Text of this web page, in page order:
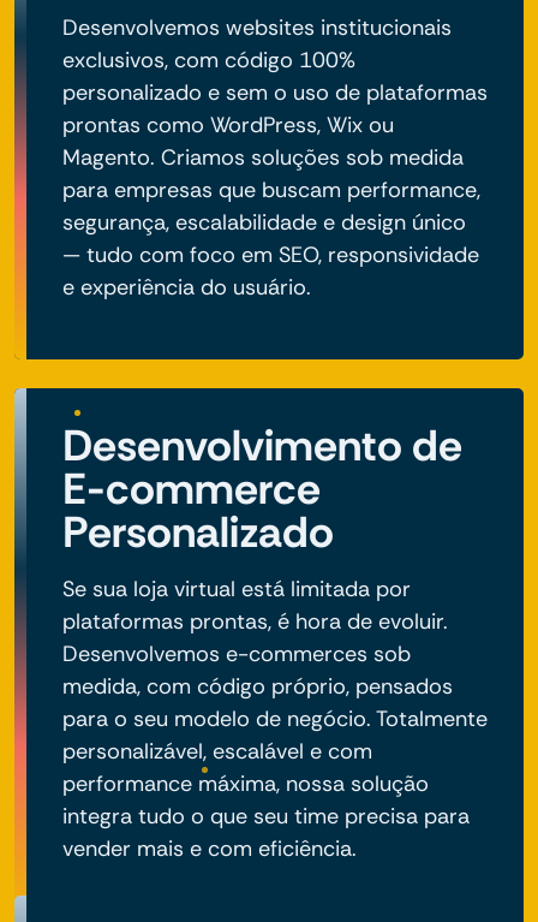
Desenvolvemos websites institucionais
exclusivos, com código 100%
personalizado e sem o uso de plataformas
prontas como WordPress, Wix ou
Magento. Criamos soluções sob medida
para empresas que buscam performance,
segurança, escalabilidade e design único
— tudo com foco em SEO, responsividade
e experiência do usuário.
Desenvolvimento de
E-commerce
Personalizado
Se sua loja virtual está limitada por
plataformas prontas, é hora de evoluir.
Desenvolvemos e-commerces sob
medida, com código próprio, pensados
para o seu modelo de negócio. Totalmente
personalizável, escalável e com
performance máxima, nossa solução
integra tudo o que seu time precisa para
vender mais e com eficiência.